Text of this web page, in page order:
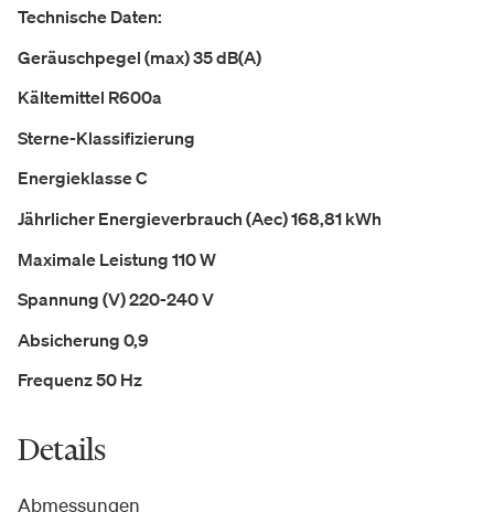
Technische Daten:
Geräuschpegel (max) 35 dB(A)
Kältemittel R600a
Sterne-Klassifizierung
Energieklasse C
Jährlicher Energieverbrauch (Aec) 168,81 kWh
Maximale Leistung 110 W
Spannung (V) 220-240 V
Absicherung 0,9
Frequenz 50 Hz
Details
Abmessungen